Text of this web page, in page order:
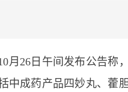
月26日午间发布公告称
中成药产品四妙丸、藿